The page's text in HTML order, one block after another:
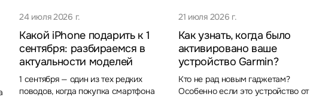
24 июля 2026 г.
Какой iPhone подарить к 1
сентября: разбираемся в
актуальности моделей
1 сентября — один из тех редких
поводов, когда покупка смартфона
21 июля 2026 г.
Как узнать, когда было
активировано ваше
устройство Garmin?
Кто не рад новым гаджетам?
Особенно если это устройство от